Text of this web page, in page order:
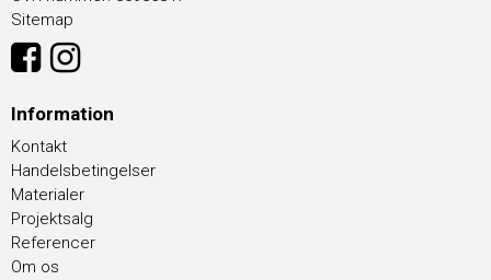
Sitemap
Information
Kontakt
Handelsbetingelser
Materialer
Projektsalg
Referencer
Om os